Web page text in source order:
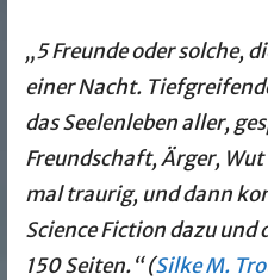
„5 Freunde oder solche,
einer Nacht.
das Seelenleben aller,
Freundschaft, Ärger,
mal traurig, und dann
Science Fiction dazu
150 Seiten.“ (Silke M.